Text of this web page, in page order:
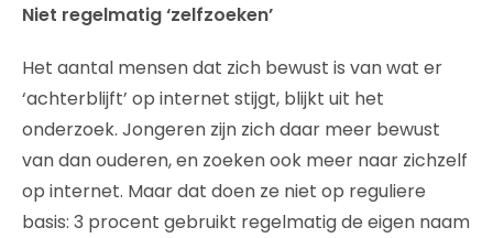
Niet regelmatig ‘zelfzoeken’
Het aantal mensen dat zich bewust is van wat er
‘achterblijft’ op internet stijgt, blijkt uit het
onderzoek. Jongeren zijn zich daar meer bewust
van dan ouderen, en zoeken ook meer naar zichzelf
op internet. Maar dat doen ze niet op reguliere
basis: 3 procent gebruikt regelmatig de eigen naam